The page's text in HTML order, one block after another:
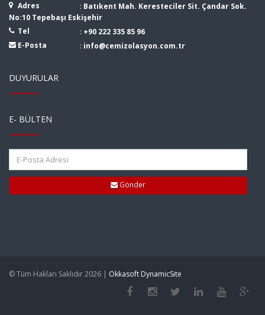
Adres : Batıkent Mah. Keresteciler Sit. Çandar Sok.
No:10 Tepebaşı Eskişehir
Tel
: +90 222 335 85 96
E-Posta
: info@cemizolasyon.com.tr
DUYURULAR
E- BÜLTEN
Gönder
© Tüm Hakları Saklıdır 2026 | Okkasoft DynamicSite